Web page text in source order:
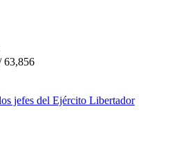
63,856
jefes del Ejército Libertador